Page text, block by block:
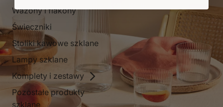
Wazony i flakony
Świeczniki
Stoliki kawowe szklane
Lampy szklane
Komplety i zestawy
Pozostałe produkty
szklane